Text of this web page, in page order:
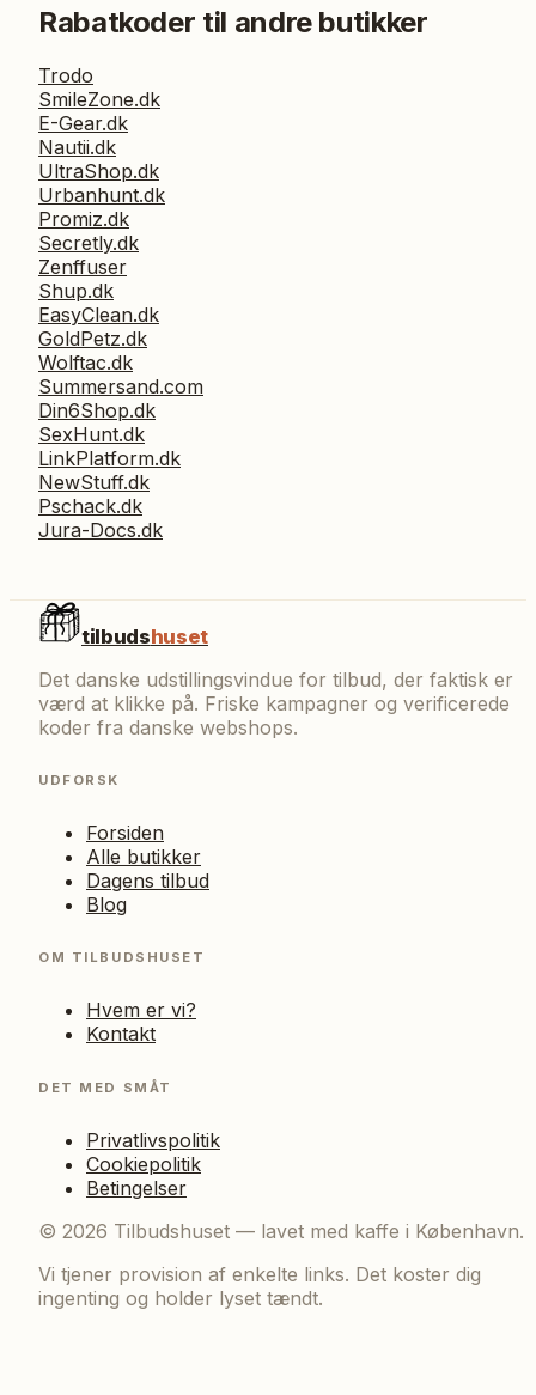
Rabatkoder til andre butikker
Trodo
SmileZone.dk
E-Gear.dk
Nautii.dk
UltraShop.dk
Urbanhunt.dk
Promiz.dk
Secretly.dk
Zenffuser
Shup.dk
EasyClean.dk
GoldPetz.dk
Wolftac.dk
Summersand.com
Din6Shop.dk
SexHunt.dk
LinkPlatform.dk
NewStuff.dk
Pschack.dk
Jura-Docs.dk
tilbudshuset
Det danske udstillingsvindue for tilbud, der faktisk er
værd at klikke på. Friske kampagner og verificerede
koder fra danske webshops.
UDFORSK
Forsiden
Alle butikker
Dagens tilbud
Blog
OM TILBUDSHUSET
Hvem er vi?
Kontakt
DET MED SMÅT
Privatlivspolitik
Cookiepolitik
Betingelser
© 2026 Tilbudshuset — lavet med kaffe i København.
Vi tjener provision af enkelte links. Det koster dig
ingenting og holder lyset tændt.